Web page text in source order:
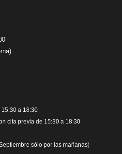
a 18:30
cita previa de 15:30 a 18:30
sólo por las mañanas)